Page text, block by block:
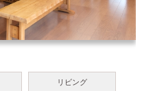
リビング